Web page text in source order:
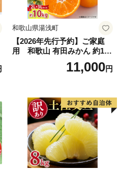
和歌山県湯浅町
【2026年先行予約】ご家庭
用 和歌山 有田みかん 約10k
g (2L、3Lサイズ)【湯浅町】
11,000円